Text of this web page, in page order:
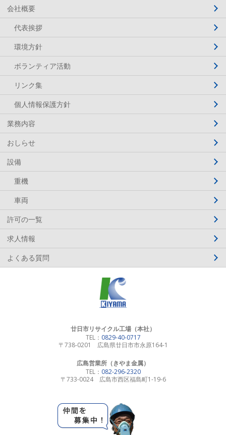
会社概要
代表挨拶
環境方針
ボランティア活動
リンク集
個人情報保護方針
業務内容
おしらせ
設備
重機
車両
許可の一覧
求人情報
よくある質問
廿日市リサイクル工場（本社）
TEL： 0829-40-0717
〒738-0201 広島県廿日市市永原164-1
広島営業所（きやま金属）
TEL： 082-296-2320
〒733-0024 広島市西区福島町1-19-6